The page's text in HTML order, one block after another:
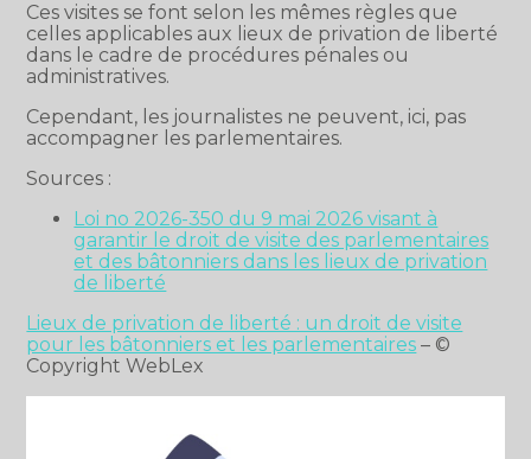
Ces visites se font selon les mêmes règles que
celles applicables aux lieux de privation de liberté
dans le cadre de procédures pénales ou
administratives.
Cependant, les journalistes ne peuvent, ici, pas
accompagner les parlementaires.
Sources :
Loi no 2026-350 du 9 mai 2026 visant à
garantir le droit de visite des parlementaires
et des bâtonniers dans les lieux de privation
de liberté
Lieux de privation de liberté : un droit de visite
pour les bâtonniers et les parlementaires – ©
Copyright WebLex